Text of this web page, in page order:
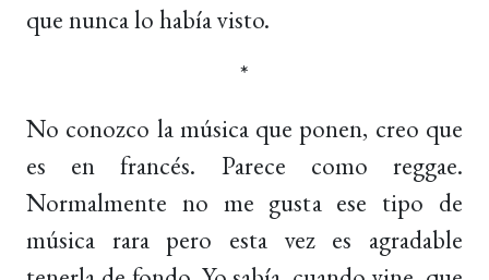
que nunca lo había visto.
*
No conozco la música que ponen, creo que
es en francés. Parece como reggae.
Normalmente no me gusta ese tipo de
música rara pero esta vez es agradable